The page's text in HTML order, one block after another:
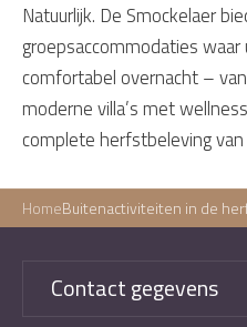
Natuurlijk. De Smockelaer
groepsaccommodaties
comfortabel overnacht –
moderne villa’s met
complete herfstbeleving
HomeBuitenactiviteiten in de
Contact gegevens